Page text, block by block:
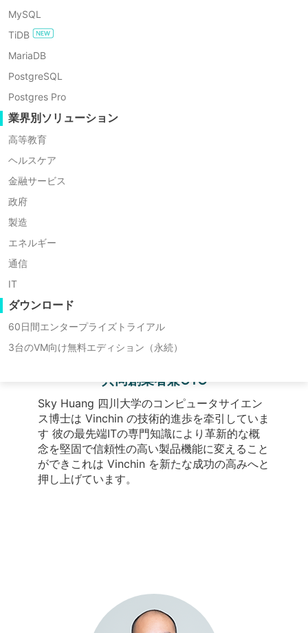
MySQL
TiDB
MariaDB
PostgreSQL
Postgres Pro
業界別ソリューション
高等教育
ヘルスケア
金融サービス
政府
製造
エネルギー
通信
IT
ダウンロード
60日間エンタープライズトライアル
3台のVM向け無料エディション（永続）
思う、話す、成し遂げる勇気を持ちなさい。
共同創業者兼CTO
Sky Huang 四川大学のコンピュータサイエン
ス博士は Vinchin の技術的進歩を牵引していま
す 彼の最先端ITの専門知識により革新的な概
念を堅固で信頼性の高い製品機能に変えること
ができこれは Vinchin を新たな成功の高みへと
押し上げています。